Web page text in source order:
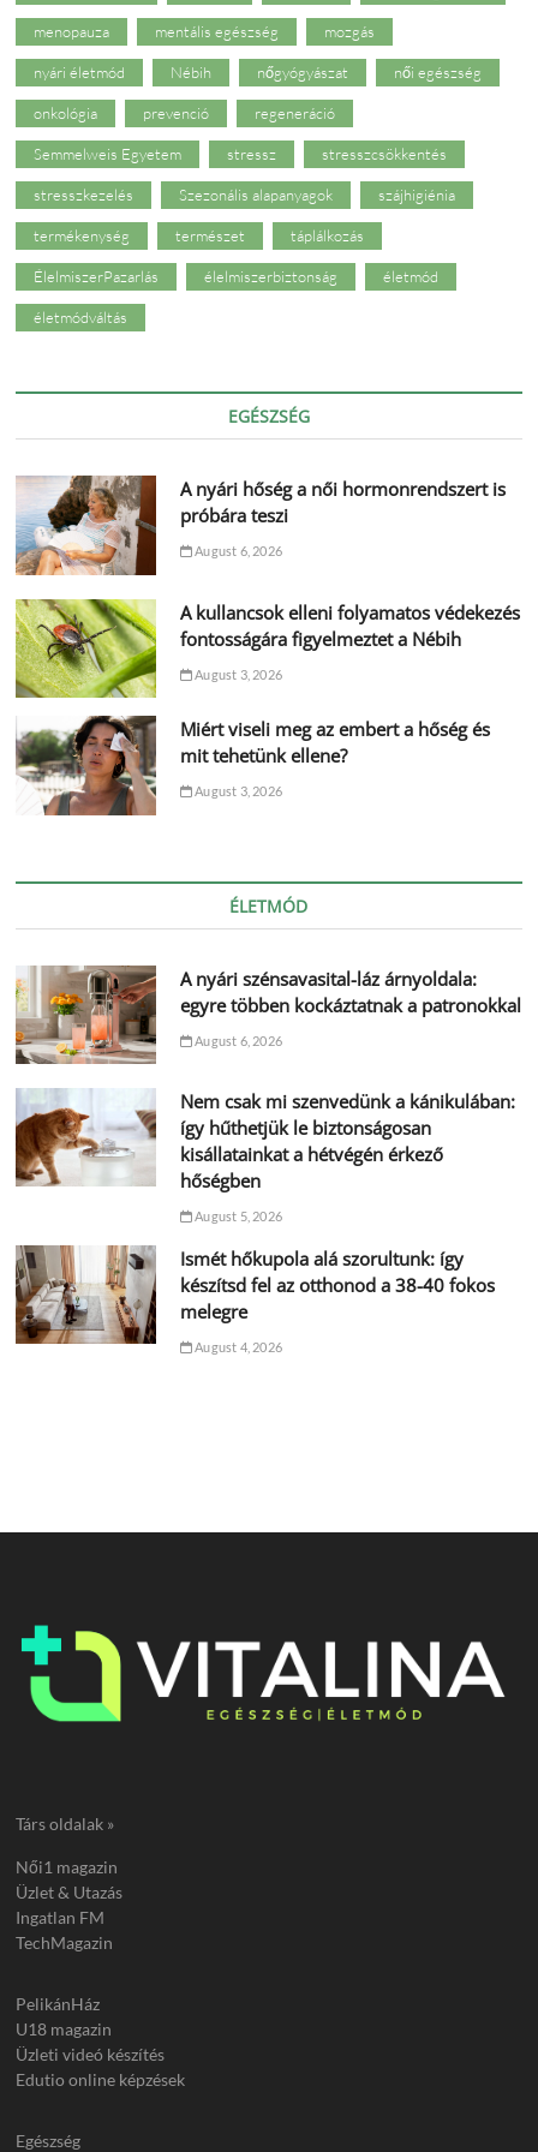
menopauza mentális egészség mozgás
nyári életmód Nébih nőgyógyászat női egészség
onkológia prevenció regeneráció
Semmelweis Egyetem stressz stresszcsökkentés
stresszkezelés Szezonális alapanyagok szájhigiénia
termékenység természet táplálkozás
ÉlelmiszerPazarlás élelmiszerbiztonság életmód
életmódváltás
EGÉSZSÉG
A nyári hőség a női hormonrendszert is
próbára teszi
August 6, 2026
A kullancsok elleni folyamatos védekezés
fontosságára figyelmeztet a Nébih
August 3, 2026
Miért viseli meg az embert a hőség és
mit tehetünk ellene?
August 3, 2026
ÉLETMÓD
A nyári szénsavasital-láz árnyoldala:
egyre többen kockáztatnak a patronokkal
August 6, 2026
Nem csak mi szenvedünk a kánikulában:
így hűthetjük le biztonságosan
kisállatainkat a hétvégén érkező
hőségben
August 5, 2026
Ismét hőkupola alá szorultunk: így
készítsd fel az otthonod a 38-40 fokos
melegre
August 4, 2026
Társ oldalak »
Női1 magazin
Üzlet & Utazás
Ingatlan FM
TechMagazin
PelikánHáz
U18 magazin
Üzleti videó készítés
Edutio online képzések
Egészség